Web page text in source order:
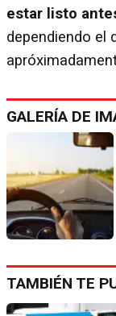
estar listo
dependiendo el
GALERÍA DE
TAMBIÉN TE